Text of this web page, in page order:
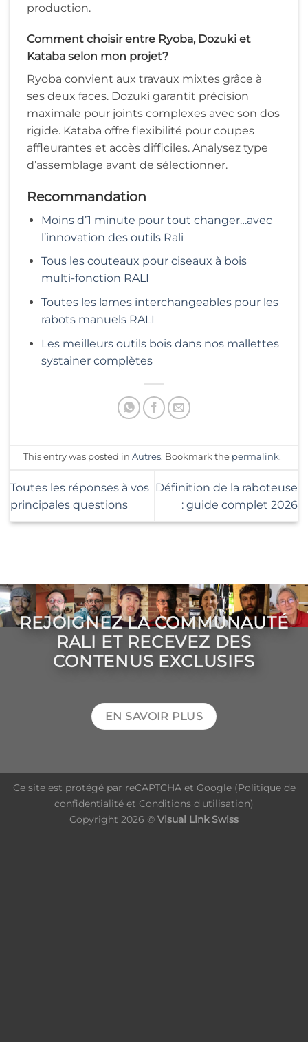
production.
Comment choisir entre Ryoba, Dozuki et
Kataba selon mon projet?
Ryoba convient aux travaux mixtes grâce à
ses deux faces. Dozuki garantit précision
maximale pour joints complexes avec son dos
rigide. Kataba offre flexibilité pour coupes
affleurantes et accès difficiles. Analysez type
d’assemblage avant de sélectionner.
Recommandation
Moins d’1 minute pour tout changer…avec
l’innovation des outils Rali
Tous les couteaux pour ciseaux à bois
multi-fonction RALI
Toutes les lames interchangeables pour les
rabots manuels RALI
Les meilleurs outils bois dans nos mallettes
systainer complètes
This entry was posted inAutres. Bookmark the permalink.
Toutes les réponses à vos
principales questions
Définition de la raboteuse
: guide complet 2026
REJOIGNEZ LA COMMUNAUTÉ
RALI ET RECEVEZ DES
CONTENUS EXCLUSIFS
EN SAVOIR PLUS
Ce site est protégé par reCAPTCHA et Google (Politique de
confidentialité et Conditions d'utilisation)
Copyright 2026 © Visual Link Swiss